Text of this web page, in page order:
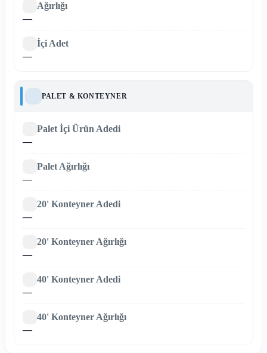
Ağırlığı
—
İçi Adet
—
PALET & KONTEYNER
Palet İçi Ürün Adedi
—
Palet Ağırlığı
—
20' Konteyner Adedi
—
20' Konteyner Ağırlığı
—
40' Konteyner Adedi
—
40' Konteyner Ağırlığı
—